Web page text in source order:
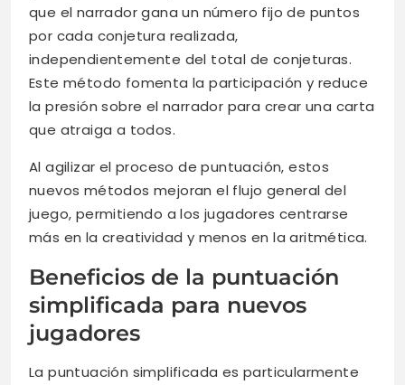
que el narrador gana un número fijo de puntos
por cada conjetura realizada,
independientemente del total de conjeturas.
Este método fomenta la participación y reduce
la presión sobre el narrador para crear una carta
que atraiga a todos.
Al agilizar el proceso de puntuación, estos
nuevos métodos mejoran el flujo general del
juego, permitiendo a los jugadores centrarse
más en la creatividad y menos en la aritmética.
Beneficios de la puntuación
simplificada para nuevos
jugadores
La puntuación simplificada es particularmente